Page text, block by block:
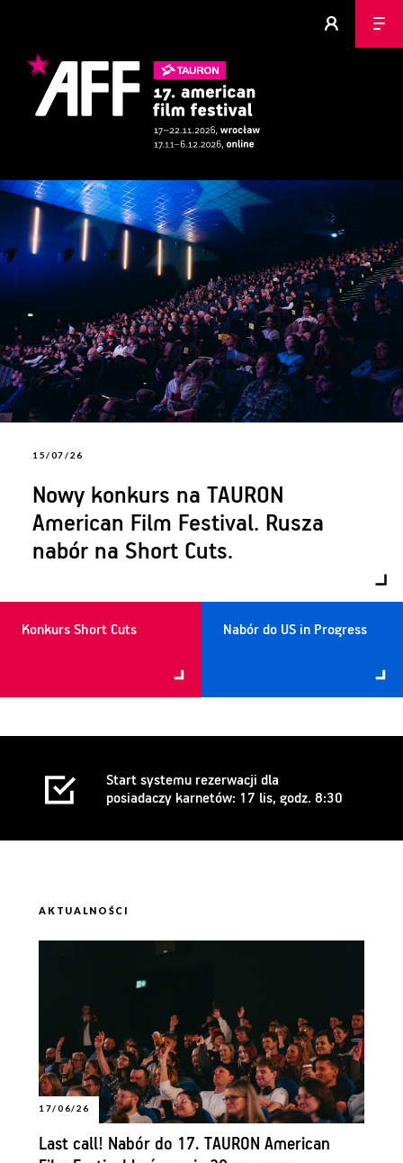
15/07/26
Nowy konkurs na TAURON
American Film Festival. Rusza
nabór na Short Cuts.
Konkurs Short Cuts Nabór do US in Progress
Start systemu rezerwacji dla
posiadaczy karnetów: 17 lis, godz. 8:30
AKTUALNOŚCI
17/06/26
Last call! Nabór do 17. TAURON American